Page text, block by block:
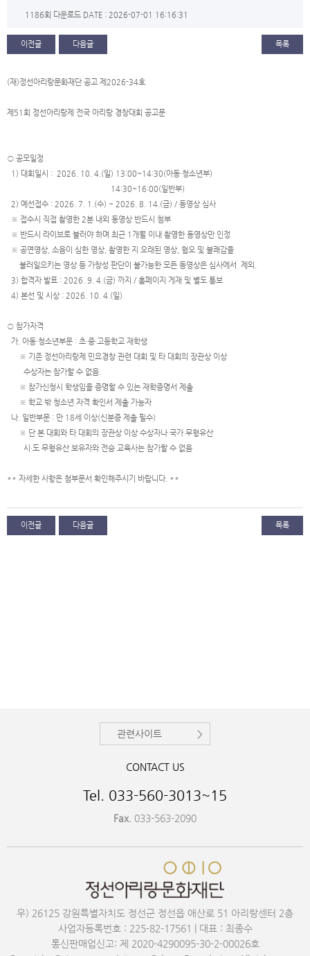
1186회 다운로드 DATE : 2026-07-01 16:16:31
이전글 다음글 목록
(재)정선아리랑문화재단 공고 제2026-34호
제51회 정선아리랑제 전국 아리랑 경창대회 공고문
○ 공모일정
1) 대회일시 : 2026. 10. 4.(일) 13:00~14:30(아동·청소년부)
14:30~16:00(일반부)
2) 예선접수 : 2026. 7. 1.(수) ~ 2026. 8. 14.(금) / 동영상 심사
※ 접수시 직접 촬영한 2분 내외 동영상 반드시 첨부
※ 반드시 라이브로 불러야 하며 최근 1개월 이내 촬영한 동영상만 인정
※ 공연영상, 소음이 심한 영상, 촬영한 지 오래된 영상, 혐오 및 불쾌감을
불러일으키는 영상 등 가창성 판단이 불가능한 모든 동영상은 심사에서 제외.
3) 합격자 발표 : 2026. 9. 4.(금) 까지 / 홈페이지 게재 및 별도 통보
4) 본선 및 시상 : 2026. 10. 4.(일)
○ 참가자격
가. 아동·청소년부문 : 초·중·고등학교 재학생
※ 기존 정선아리랑제 민요경창 관련 대회 및 타 대회의 장관상 이상
수상자는 참가할 수 없음.
※ 참가신청시 학생임을 증명할 수 있는 재학증명서 제출
※ 학교 밖 청소년 자격 확인서 제출 가능자
나. 일반부문 : 만 18세 이상(신분증 제출 필수)
※ 단 본 대회와 타 대회의 장관상 이상 수상자나 국가 무형유산
시·도 무형유산 보유자와 전승 교육사는 참가할 수 없음
** 자세한 사항은 첨부문서 확인해주시기 바랍니다. **
이전글 다음글 목록
관련사이트
CONTACT US
Tel. 033-560-3013~15
Fax. 033-563-2090
우) 26125 강원특별자치도 정선군 정선읍 애산로 51 아리랑센터 2층
사업자등록번호 : 225-82-17561 | 대표 : 최종수
통신판매업신고: 제 2020-4290095-30-2-00026호